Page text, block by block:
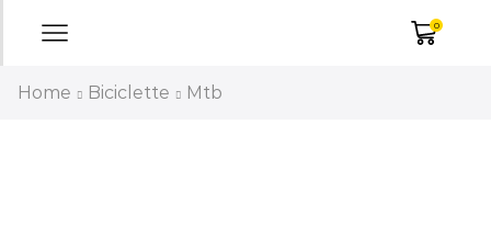
0
Home Biciclette Mtb